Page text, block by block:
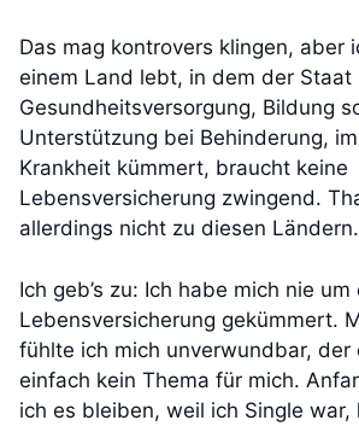
Das mag kontrovers klingen, aber
einem Land lebt, in dem der Staat
Gesundheitsversorgung, Bildung
Unterstützung bei Behinderung,
Krankheit kümmert, braucht keine
Lebensversicherung zwingend.
allerdings nicht zu diesen Ländern.
Ich geb’s zu: Ich habe mich nie um
Lebensversicherung gekümmert.
fühlte ich mich unverwundbar, der
einfach kein Thema für mich.
ich es bleiben, weil ich Single war,